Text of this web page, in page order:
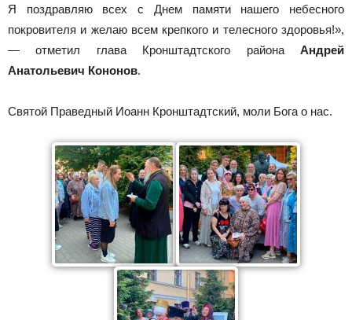
Я поздравляю всех с Днем памяти нашего небесного
покровителя и желаю всем крепкого и телесного здоровья!»,
— отметил глава Кронштадтского района Андрей
Анатольевич Кононов.
Святой Праведный Иоанн Кронштадтский, моли Бога о нас.